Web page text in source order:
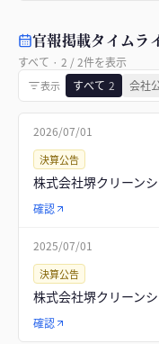
官報掲載タイムラ
すべて · 2 /2件を表示
表示 すべて 2 会社
2026/07/01
決算公告
株式会社堺クリーン
確認
2025/07/01
決算公告
株式会社堺クリーン
確認